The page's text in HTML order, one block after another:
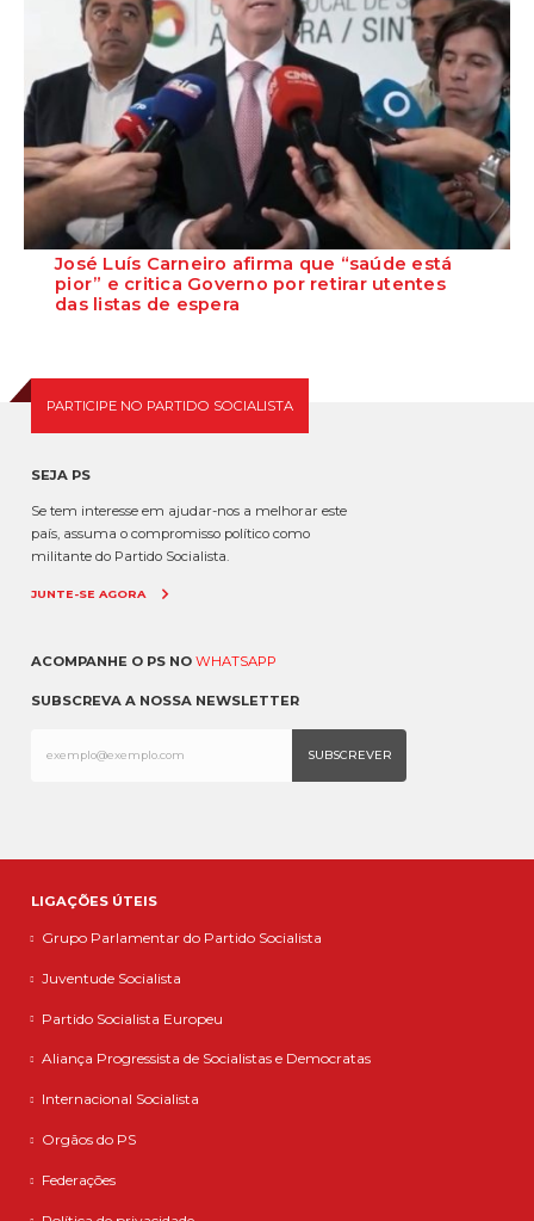
José Luís Carneiro afirma que “saúde está
pior” e critica Governo por retirar utentes
das listas de espera
PARTICIPE NO PARTIDO SOCIALISTA
SEJA PS
Se tem interesse em ajudar-nos a melhorar este
país, assuma o compromisso político como
militante do Partido Socialista.
JUNTE-SE AGORA
ACOMPANHE O PS NO WHATSAPP
SUBSCREVA A NOSSA NEWSLETTER
LIGAÇÕES ÚTEIS
Grupo Parlamentar do Partido Socialista
Juventude Socialista
Partido Socialista Europeu
Aliança Progressista de Socialistas e Democratas
Internacional Socialista
Orgãos do PS
Federações